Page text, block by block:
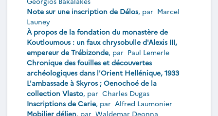
Note sur une inscription de Délos, par Marcel
Launey
À propos de la fondation du monastère de
Koutloumous : un faux chrysobulle d'Alexis III,
empereur de Trébizonde, par Paul Lemerle
Chronique des fouilles et découvertes
archéologiques dans l'Orient Hellénique, 1933
L'ambassade à Skyros ; Oenochoé de la
collection Vlasto, par Charles Dugas
Inscriptions de Carie, par Alfred Laumonier
Mobilier délien, par Waldemar Deonna